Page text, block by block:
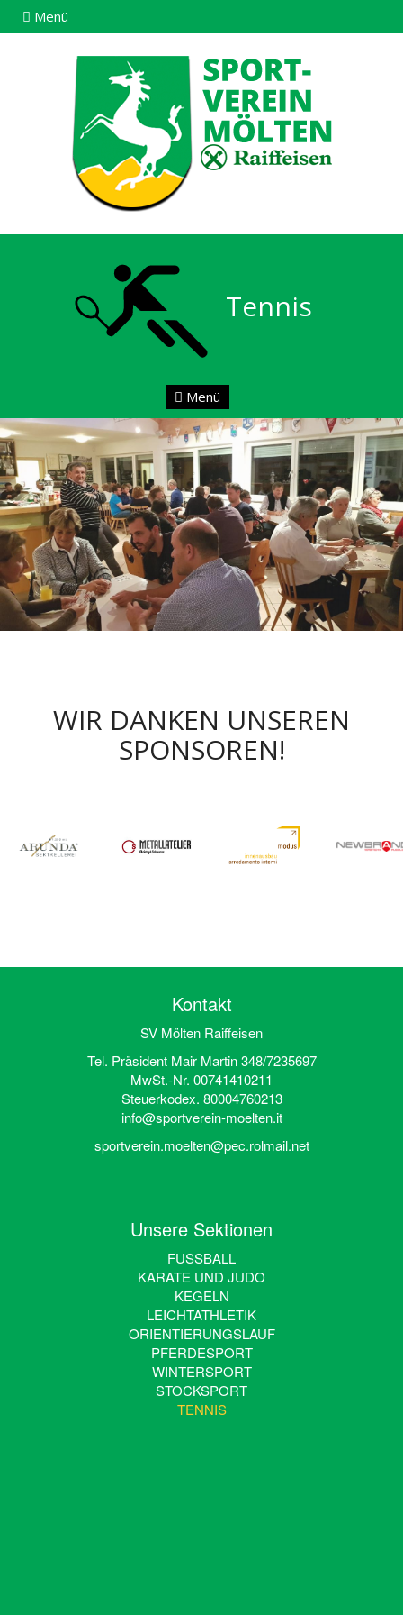
Menü
Tennis
Menü
WIR DANKEN UNSEREN
SPONSOREN!
Kontakt
SV Mölten Raiffeisen
Tel. Präsident Mair Martin 348/7235697
MwSt.-Nr. 00741410211
Steuerkodex. 80004760213
info@sportverein-moelten.it
sportverein.moelten@pec.rolmail.net
Unsere Sektionen
FUSSBALL
KARATE UND JUDO
KEGELN
LEICHTATHLETIK
ORIENTIERUNGSLAUF
PFERDESPORT
WINTERSPORT
STOCKSPORT
TENNIS